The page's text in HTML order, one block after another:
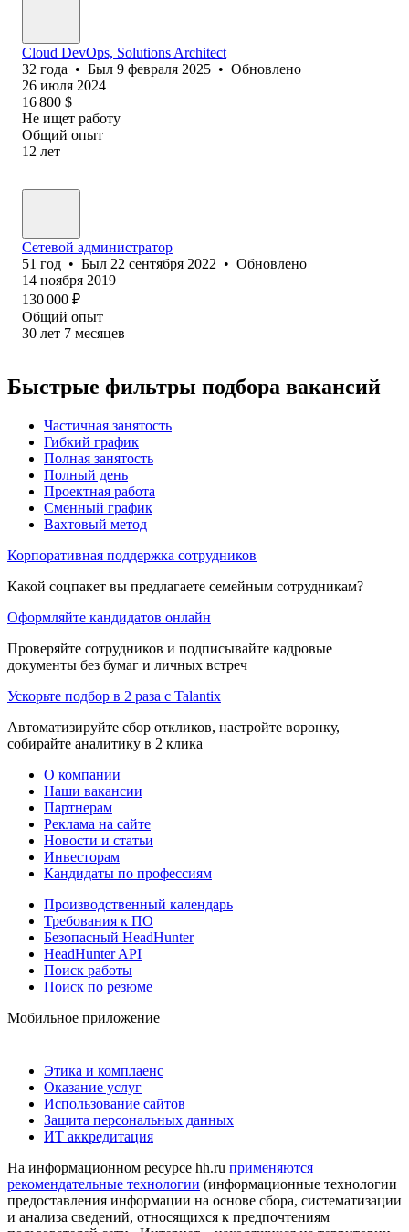
Cloud DevOps, Solutions Architect
32 года • Был 9 февраля 2025 • Обновлено
26 июля 2024
16 800 $
Не ищет работу
Общий опыт
12 лет
Сетевой администратор
51 год • Был 22 сентября 2022 • Обновлено
14 ноября 2019
130 000 ₽
Общий опыт
30 лет 7 месяцев
Быстрые фильтры подбора вакансий
Частичная занятость
Гибкий график
Полная занятость
Полный день
Проектная работа
Сменный график
Вахтовый метод
Корпоративная поддержка сотрудников
Какой соцпакет вы предлагаете семейным сотрудникам?
Оформляйте кандидатов онлайн
Проверяйте сотрудников и подписывайте кадровые
документы без бумаг и личных встреч
Ускорьте подбор в 2 раза с Talantix
Автоматизируйте сбор откликов, настройте воронку,
собирайте аналитику в 2 клика
О компании
Наши вакансии
Партнерам
Реклама на сайте
Новости и статьи
Инвесторам
Кандидаты по профессиям
Производственный календарь
Требования к ПО
Безопасный HeadHunter
HeadHunter API
Поиск работы
Поиск по резюме
Мобильное приложение
Этика и комплаенс
Оказание услуг
Использование сайтов
Защита персональных данных
ИТ аккредитация
На информационном ресурсе hh.ru применяются
рекомендательные технологии (информационные технологии
предоставления информации на основе сбора, систематизации
и анализа сведений, относящихся к предпочтениям